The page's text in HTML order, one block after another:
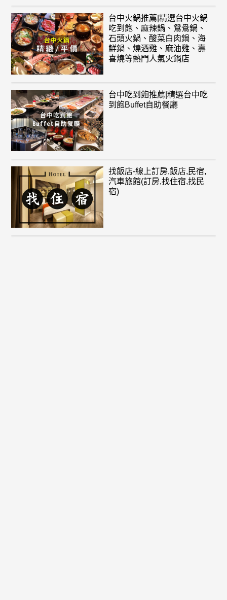
台中火鍋推薦|精選台中火鍋
吃到飽、麻辣鍋、鴛鴦鍋、
石頭火鍋、酸菜白肉鍋、海
鮮鍋、燒酒雞、麻油雞、壽
喜燒等熱門人氣火鍋店
台中吃到飽推薦|精選台中吃
到飽Buffet自助餐廳
找飯店-線上訂房,飯店,民宿,
汽車旅館(訂房,找住宿,找民
宿)